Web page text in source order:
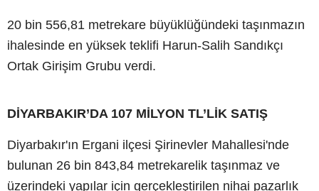
20 bin 556,81 metrekare büyüklüğündeki taşınmazın
ihalesinde en yüksek teklifi Harun-Salih Sandıkçı
Ortak Girişim Grubu verdi.
DİYARBAKIR’DA 107 MİLYON TL’LİK SATIŞ
Diyarbakır'ın Ergani ilçesi Şirinevler Mahallesi'nde
bulunan 26 bin 843,84 metrekarelik taşınmaz ve
üzerindeki yapılar için gerçekleştirilen nihai pazarlık